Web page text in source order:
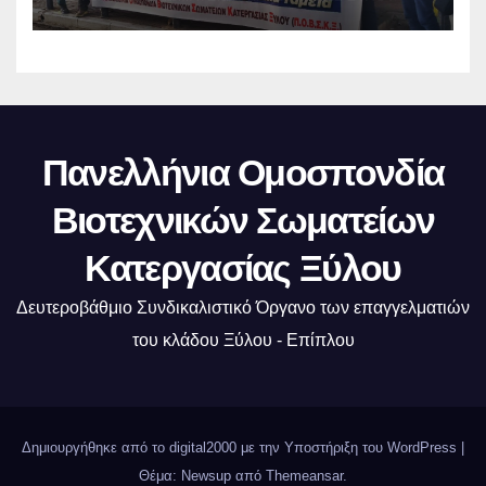
Πανελλήνια Ομοσπονδία
Βιοτεχνικών Σωματείων
Κατεργασίας Ξύλου
Δευτεροβάθμιο Συνδικαλιστικό Όργανο των επαγγελματιών
του κλάδου Ξύλου - Επίπλου
Δημιουργήθηκε από το digital2000 με την Υποστήριξη του WordPress
Θέμα: Newsup από Themeansar.